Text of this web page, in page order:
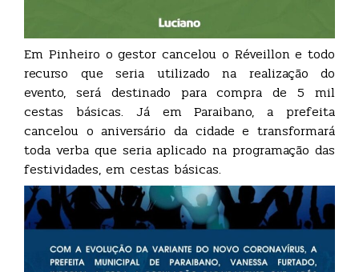
Em Pinheiro o gestor cancelou o Réveillon e todo
recurso que seria utilizado na realização do
evento, será destinado para compra de 5 mil
cestas básicas. Já em Paraibano, a prefeita
cancelou o aniversário da cidade e transformará
toda verba que seria aplicado na programação das
festividades, em cestas básicas.